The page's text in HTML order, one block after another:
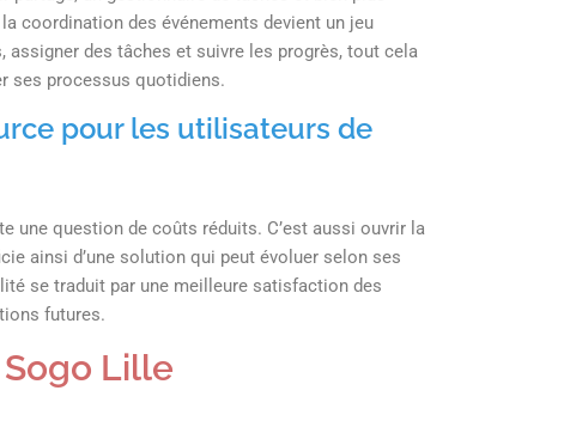
coordination des événements devient un jeu
assigner des tâches et suivre les progrès, tout cela
ses processus quotidiens.
pour les utilisateurs de
une question de coûts réduits. C’est aussi ouvrir la
ainsi d’une solution qui peut évoluer selon ses
se traduit par une meilleure satisfaction des
futures.
Lille